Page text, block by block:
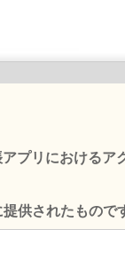
プリにおけるア
供されたもので